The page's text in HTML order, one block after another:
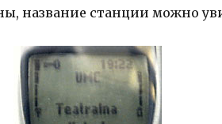
название станции можно